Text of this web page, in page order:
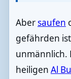
Abersaufen
gefährden
unmännlich.
heiligen Al